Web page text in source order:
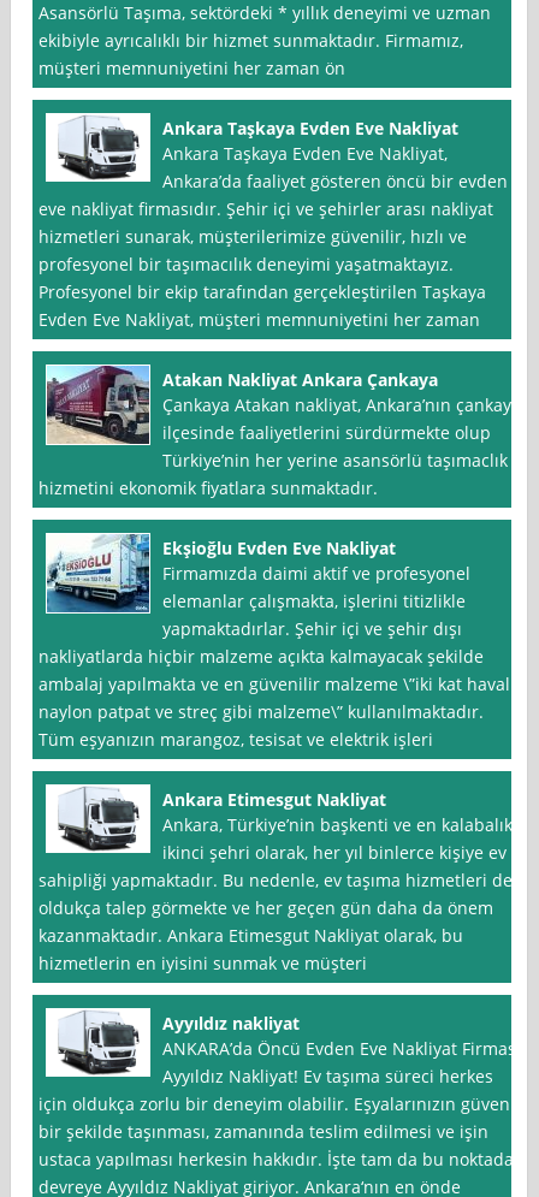
Asansörlü Taşıma, sektördeki * yıllık deneyimi ve uzman
ekibiyle ayrıcalıklı bir hizmet sunmaktadır. Firmamız,
müşteri memnuniyetini her zaman ön
Ankara Taşkaya Evden Eve Nakliyat
Ankara Taşkaya Evden Eve Nakliyat,
Ankara’da faaliyet gösteren öncü bir evden
eve nakliyat firmasıdır. Şehir içi ve şehirler arası nakliyat
hizmetleri sunarak, müşterilerimize güvenilir, hızlı ve
profesyonel bir taşımacılık deneyimi yaşatmaktayız.
Profesyonel bir ekip tarafından gerçekleştirilen Taşkaya
Evden Eve Nakliyat, müşteri memnuniyetini her zaman
Atakan Nakliyat Ankara Çankaya
Çankaya Atakan nakliyat, Ankara’nın çankaya
ilçesinde faaliyetlerini sürdürmekte olup
Türkiye’nin her yerine asansörlü taşımaclık
hizmetini ekonomik fiyatlara sunmaktadır.
Ekşioğlu Evden Eve Nakliyat
Firmamızda daimi aktif ve profesyonel
elemanlar çalışmakta, işlerini titizlikle
yapmaktadırlar. Şehir içi ve şehir dışı
nakliyatlarda hiçbir malzeme açıkta kalmayacak şekilde
ambalaj yapılmakta ve en güvenilir malzeme \”iki kat havalı
naylon patpat ve streç gibi malzeme\” kullanılmaktadır.
Tüm eşyanızın marangoz, tesisat ve elektrik işleri
Ankara Etimesgut Nakliyat
Ankara, Türkiye’nin başkenti ve en kalabalık
ikinci şehri olarak, her yıl binlerce kişiye ev
sahipliği yapmaktadır. Bu nedenle, ev taşıma hizmetleri de
oldukça talep görmekte ve her geçen gün daha da önem
kazanmaktadır. Ankara Etimesgut Nakliyat olarak, bu
hizmetlerin en iyisini sunmak ve müşteri
Ayyıldız nakliyat
ANKARA’da Öncü Evden Eve Nakliyat Firması
Ayyıldız Nakliyat! Ev taşıma süreci herkes
için oldukça zorlu bir deneyim olabilir. Eşyalarınızın güvenli
bir şekilde taşınması, zamanında teslim edilmesi ve işin
ustaca yapılması herkesin hakkıdır. İşte tam da bu noktada
devreye Ayyıldız Nakliyat giriyor. Ankara‘nın en önde